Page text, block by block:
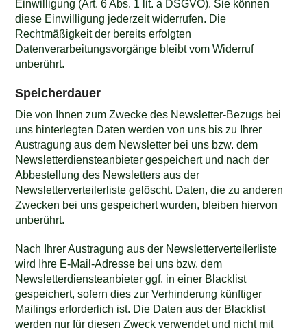
Einwilligung (Art. 6 Abs. 1 lit. a DSGVO). Sie können
diese Einwilligung jederzeit widerrufen. Die
Rechtmäßigkeit der bereits erfolgten
Datenverarbeitungsvorgänge bleibt vom Widerruf
unberührt.
Speicherdauer
Die von Ihnen zum Zwecke des Newsletter-Bezugs bei
uns hinterlegten Daten werden von uns bis zu Ihrer
Austragung aus dem Newsletter bei uns bzw. dem
Newsletterdiensteanbieter gespeichert und nach der
Abbestellung des Newsletters aus der
Newsletterverteilerliste gelöscht. Daten, die zu anderen
Zwecken bei uns gespeichert wurden, bleiben hiervon
unberührt.
Nach Ihrer Austragung aus der Newsletterverteilerliste
wird Ihre E-Mail-Adresse bei uns bzw. dem
Newsletterdiensteanbieter ggf. in einer Blacklist
gespeichert, sofern dies zur Verhinderung künftiger
Mailings erforderlich ist. Die Daten aus der Blacklist
werden nur für diesen Zweck verwendet und nicht mit